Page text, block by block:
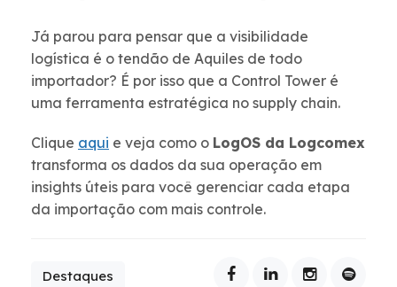
Já parou para pensar que a visibilidade
logística é o tendão de Aquiles de todo
importador? É por isso que a Control Tower é
uma ferramenta estratégica no supply chain.
Clique aqui e veja como o LogOS da Logcomex
transforma os dados da sua operação em
insights úteis para você gerenciar cada etapa
da importação com mais controle.
Destaques